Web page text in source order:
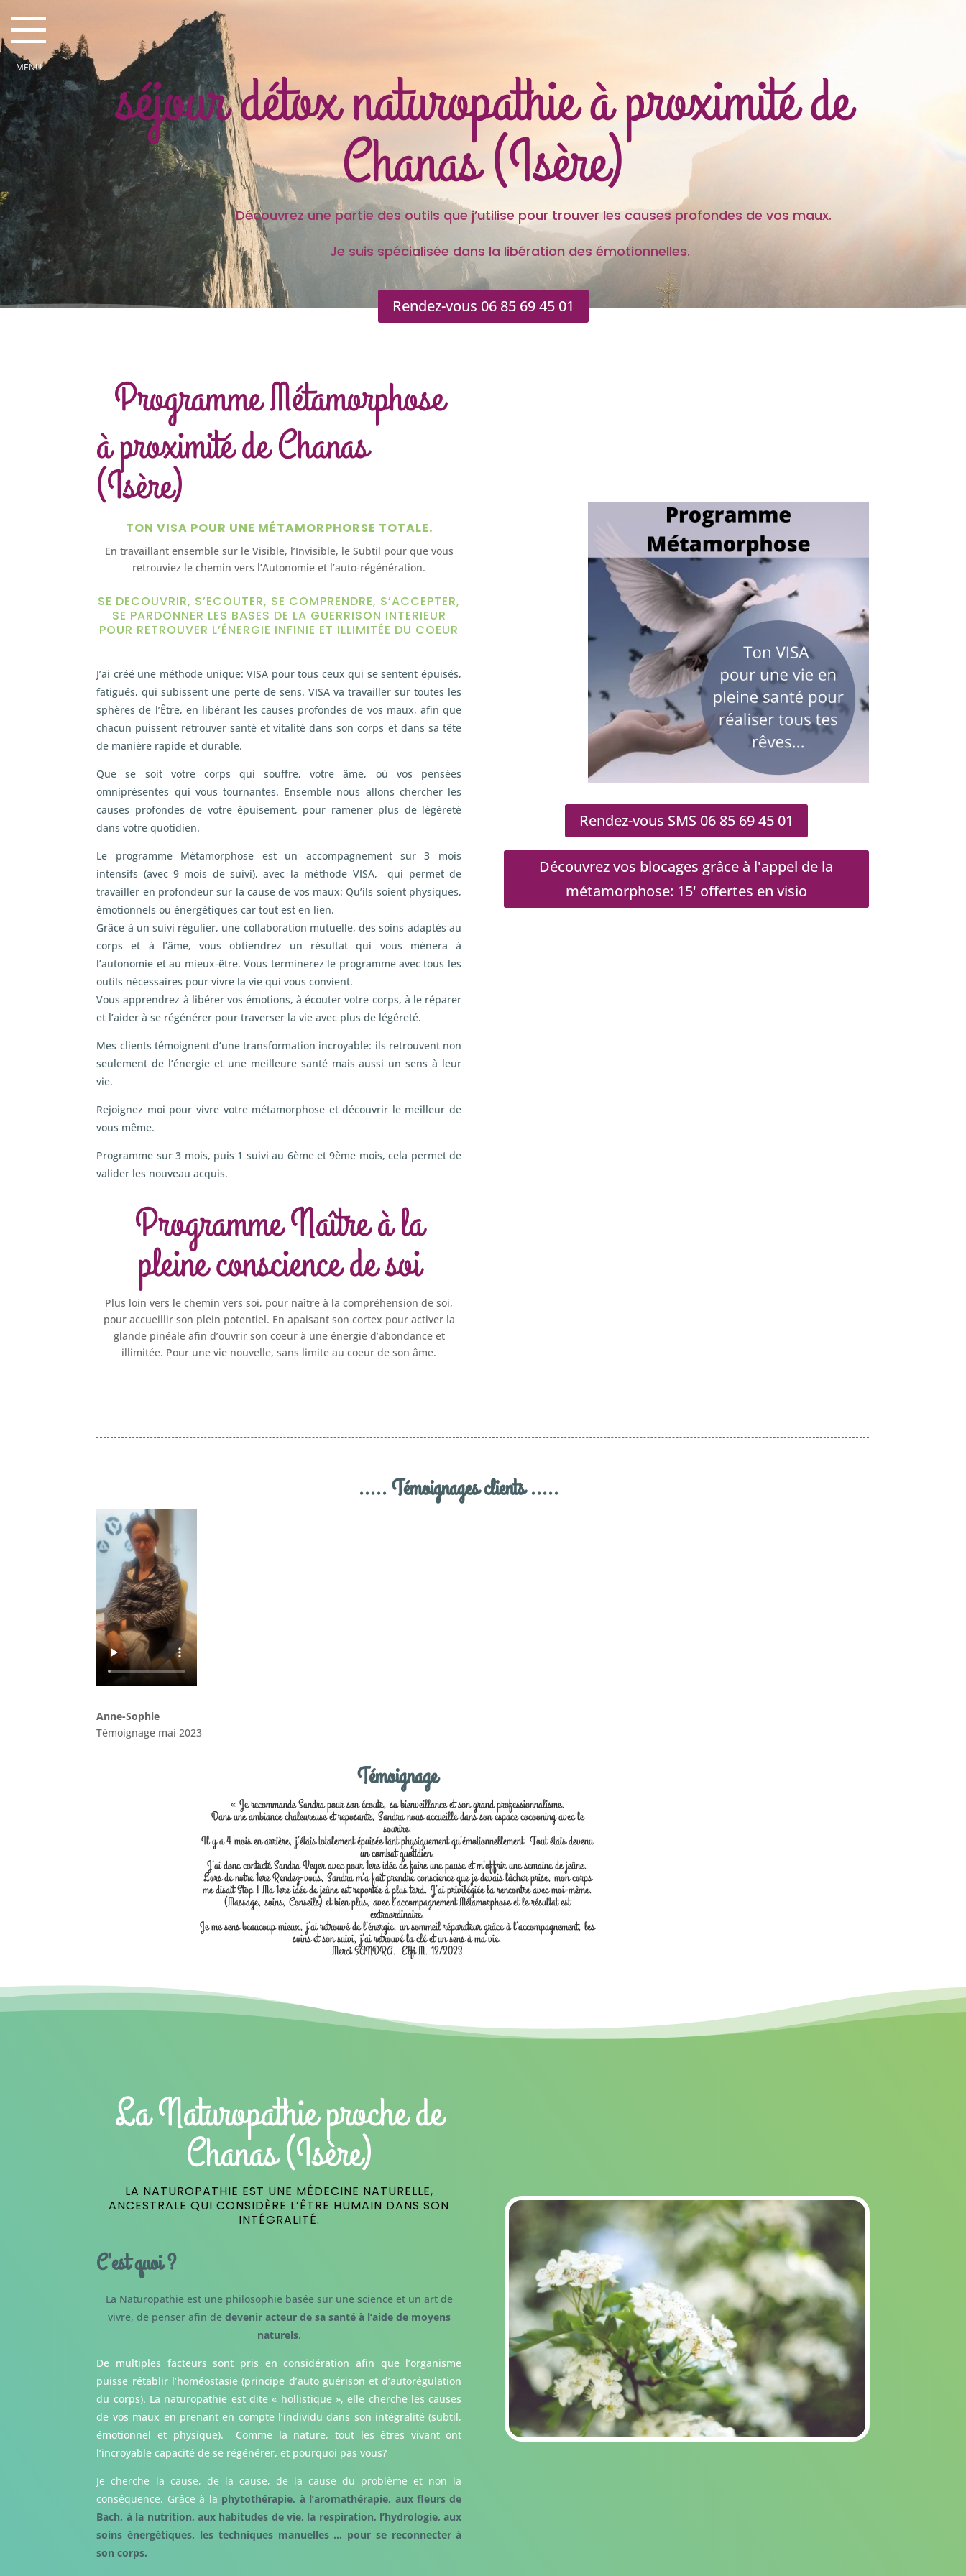
séjour détox naturopathie à proximité de
Chanas (Isère)
Découvrez une partie des outils que j’utilise pour trouver les causes profondes de vos maux.
Je suis spécialisée dans la libération des émotionnelles.
Rendez-vous 06 85 69 45 01
Programme Métamorphose
à proximité de Chanas
(Isère)
TON VISA POUR UNE MÉTAMORPHORSE TOTALE.
En travaillant ensemble sur le Visible, l’Invisible, le Subtil pour que vous
retrouviez le chemin vers l’Autonomie et l’auto-régénération.
SE DECOUVRIR, S’ECOUTER, SE COMPRENDRE, S’ACCEPTER,
SE PARDONNER LES BASES DE LA GUERRISON INTERIEUR
POUR RETROUVER L’ÉNERGIE INFINIE ET ILLIMITÉE DU COEUR
J’ai créé une méthode unique: VISA pour tous ceux qui se sentent épuisés,
fatigués, qui subissent une perte de sens. VISA va travailler sur toutes les
sphères de l’Être, en libérant les causes profondes de vos maux, afin que
chacun puissent retrouver santé et vitalité dans son corps et dans sa tête
de manière rapide et durable.
Que se soit votre corps qui souffre, votre âme, où vos pensées
omniprésentes qui vous tournantes. Ensemble nous allons chercher les
causes profondes de votre épuisement, pour ramener plus de légèreté
dans votre quotidien.
Le programme Métamorphose est un accompagnement sur 3 mois
intensifs (avec 9 mois de suivi), avec la méthode VISA, qui permet de
travailler en profondeur sur la cause de vos maux: Qu’ils soient physiques,
émotionnels ou énergétiques car tout est en lien.
Grâce à un suivi régulier, une collaboration mutuelle, des soins adaptés au
corps et à l’âme, vous obtiendrez un résultat qui vous mènera à
l’autonomie et au mieux-être. Vous terminerez le programme avec tous les
outils nécessaires pour vivre la vie qui vous convient.
Vous apprendrez à libérer vos émotions, à écouter votre corps, à le réparer
et l’aider à se régénérer pour traverser la vie avec plus de légéreté.
Mes clients témoignent d’une transformation incroyable: ils retrouvent non
seulement de l’énergie et une meilleure santé mais aussi un sens à leur
vie.
Rejoignez moi pour vivre votre métamorphose et découvrir le meilleur de
vous même.
Programme sur 3 mois, puis 1 suivi au 6ème et 9ème mois, cela permet de
valider les nouveau acquis.
Programme Naître à la
pleine conscience de soi
Plus loin vers le chemin vers soi, pour naître à la compréhension de soi,
pour accueillir son plein potentiel. En apaisant son cortex pour activer la
glande pinéale afin d’ouvrir son coeur à une énergie d’abondance et
illimitée. Pour une vie nouvelle, sans limite au coeur de son âme.
Rendez-vous SMS 06 85 69 45 01
Découvrez vos blocages grâce à l'appel de la
métamorphose: 15' offertes en visio
..... Témoignages clients .....
Anne-Sophie
Témoignage mai 2023
Témoignage
« Je recommande Sandra pour son écoute, sa bienveillance et son grand professionnalisme.
Dans une ambiance chaleureuse et reposante, Sandra nous accueille dans son espace cocooning avec le
sourire.
Il y a 4 mois en arrière, j’étais totalement épuisée tant physiquement qu’émotionnellement. Tout étais devenu
un combat quotidien.
J’ai donc contacté Sandra Veyer avec pour 1ere idée de faire une pause et m’offrir une semaine de jeûne.
Lors de notre 1ere Rendez-vous, Sandra m’a fait prendre conscience que je devais lâcher prise, mon corps
me disait Stop ! Ma 1ere idée de jeûne est reportée à plus tard. J’ai privilégiée la rencontre avec moi-même.
(Massage, soins, Conseils) et bien plus, avec l’accompagnement Métamorphose et le résultat est
extraordinaire.
Je me sens beaucoup mieux, j’ai retrouvé de l’énergie, un sommeil réparateur grâce à l’accompagnement, les
soins et son suivi, j’ai retrouvé la clé et un sens à ma vie.
Merci SANDRA. Elfi M. 12/2023
La Naturopathie proche de
Chanas (Isère)
LA NATUROPATHIE EST UNE MÉDECINE NATURELLE,
ANCESTRALE QUI CONSIDÈRE L’ÊTRE HUMAIN DANS SON
INTÉGRALITÉ.
C'est quoi ?
La Naturopathie est une philosophie basée sur une science et un art de
vivre, de penser afin de devenir acteur de sa santé à l’aide de moyens
naturels.
De multiples facteurs sont pris en considération afin que l’organisme
puisse rétablir l’homéostasie (principe d’auto guérison et d’autorégulation
du corps). La naturopathie est dite « hollistique », elle cherche les causes
de vos maux en prenant en compte l’individu dans son intégralité (subtil,
émotionnel et physique). Comme la nature, tout les êtres vivant ont
l’incroyable capacité de se régénérer, et pourquoi pas vous?
Je cherche la cause, de la cause, de la cause du problème et non la
conséquence. Grâce à la phytothérapie, à l’aromathérapie, aux fleurs de
Bach, à la nutrition, aux habitudes de vie, la respiration, l’hydrologie, aux
soins énergétiques, les techniques manuelles … pour se reconnecter à
son corps.